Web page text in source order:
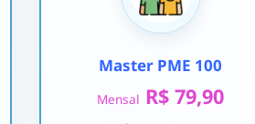
Master PME 100
Mensal R$ 79,90